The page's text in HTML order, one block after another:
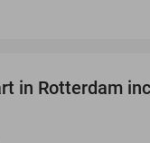
in Rotterdam